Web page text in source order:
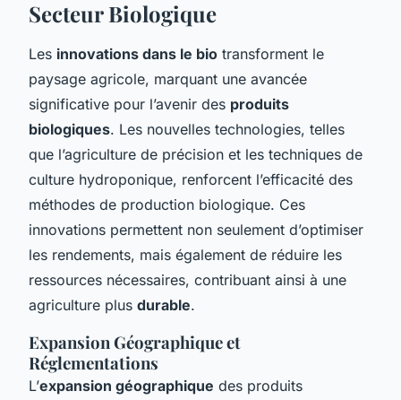
Secteur Biologique
Les innovations dans le bio transforment le
paysage agricole, marquant une avancée
significative pour l’avenir des produits
biologiques. Les nouvelles technologies, telles
que l’agriculture de précision et les techniques de
culture hydroponique, renforcent l’efficacité des
méthodes de production biologique. Ces
innovations permettent non seulement d’optimiser
les rendements, mais également de réduire les
ressources nécessaires, contribuant ainsi à une
agriculture plus durable.
Expansion Géographique et
Réglementations
L’expansion géographique des produits